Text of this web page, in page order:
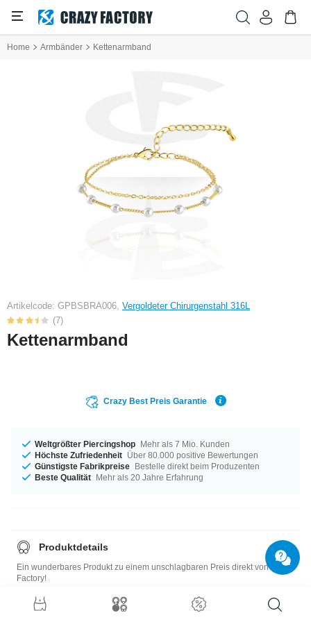
Home Armbänder Kettenarmband
Artikelcode: GPBSBRA006, Vergoldeter Chirurgenstahl 316L
(7)
Kettenarmband
Crazy Best Preis Garantie
Weltgrößter Piercingshop Mehr als 7 Mio. Kunden
Höchste Zufriedenheit Über 80.000 positive Bewertungen
Günstigste Fabrikpreise Bestelle direkt beim Produzenten
Beste Qualität Mehr als 20 Jahre Erfahrung
Produktdetails
Ein wunderbares Produkt zu einem unschlagbaren Preis direkt von der
Factory!
Größentabelle